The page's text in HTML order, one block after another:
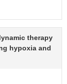
therapy
hypoxia and